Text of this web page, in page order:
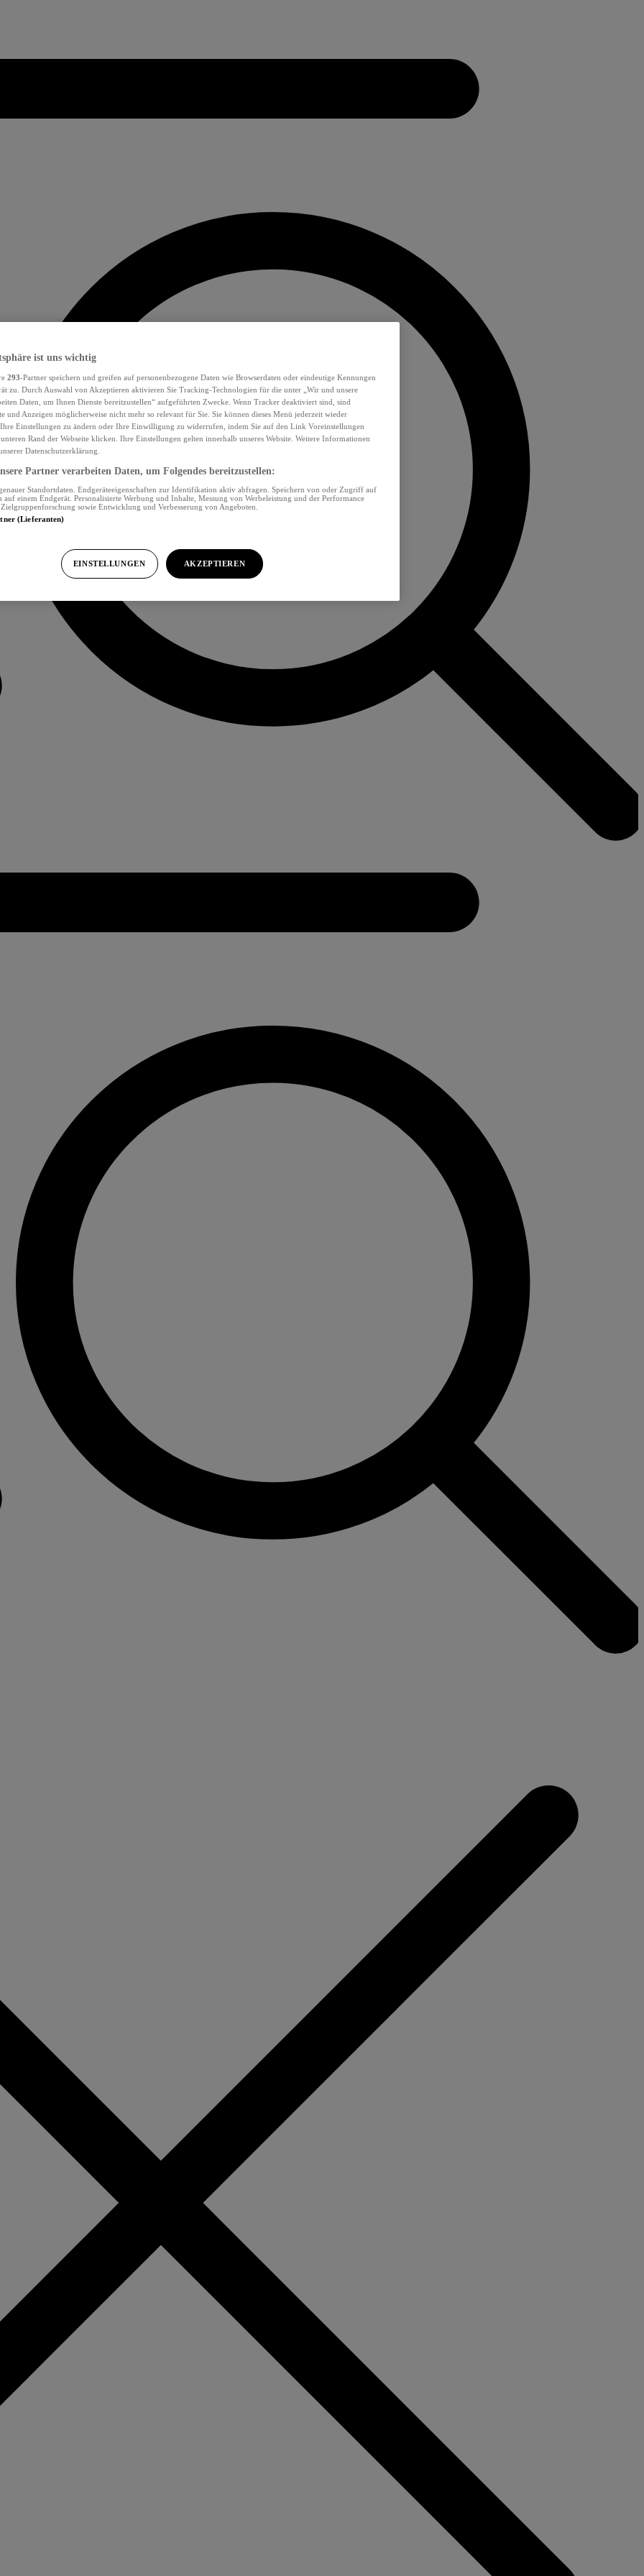
ist uns wichtig
293-Partner speichern und greifen auf personenbezogene Daten wie Browserdaten oder eindeutige Kennungen
zu. Durch Auswahl von Akzeptieren aktivieren Sie Tracking-Technologien für die unter „Wir und unsere
Daten, um Ihnen Dienste bereitzustellen“ aufgeführten Zwecke. Wenn Tracker deaktiviert sind, sind
und Anzeigen möglicherweise nicht mehr so relevant für Sie. Sie können dieses Menü jederzeit wieder
Einstellungen zu ändern oder Ihre Einwilligung zu widerrufen, indem Sie auf den Link Voreinstellungen
Rand der Webseite klicken. Ihre Einstellungen gelten innerhalb unseres Website. Weitere Informationen
Datenschutzerklärung.
Partner verarbeiten Daten, um Folgendes bereitzustellen:
Standortdaten. Endgeräteeigenschaften zur Identifikation aktiv abfragen. Speichern von oder Zugriff auf
einem Endgerät. Personalisierte Werbung und Inhalte, Messung von Werbeleistung und der Performance
sowie Entwicklung und Verbesserung von Angeboten.
(Lieferanten)
EINSTELLUNGEN AKZEPTIEREN